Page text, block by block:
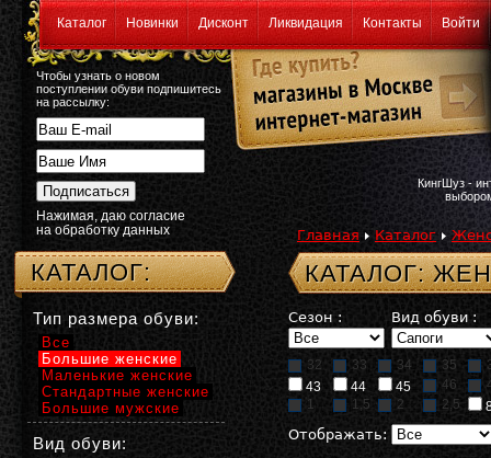
Каталог Новинки Дисконт Ликвидация Контакты Войти
Чтобы узнать о новом
поступлении обуви подпишитесь
на рассылку:
Нажимая, даю согласие
на обработку данных
КингШуз -
Главная Каталог
КАТАЛОГ:
Сезон : Вид обуви :
32 33 34 35
43
44 45 46
1
1,5 2 2,5
Отображать:
КАТАЛОГ:
Тип размера обуви:
Все
Большие женские
Маленькие женские
Стандартные женские
Большие мужские
Вид обуви: